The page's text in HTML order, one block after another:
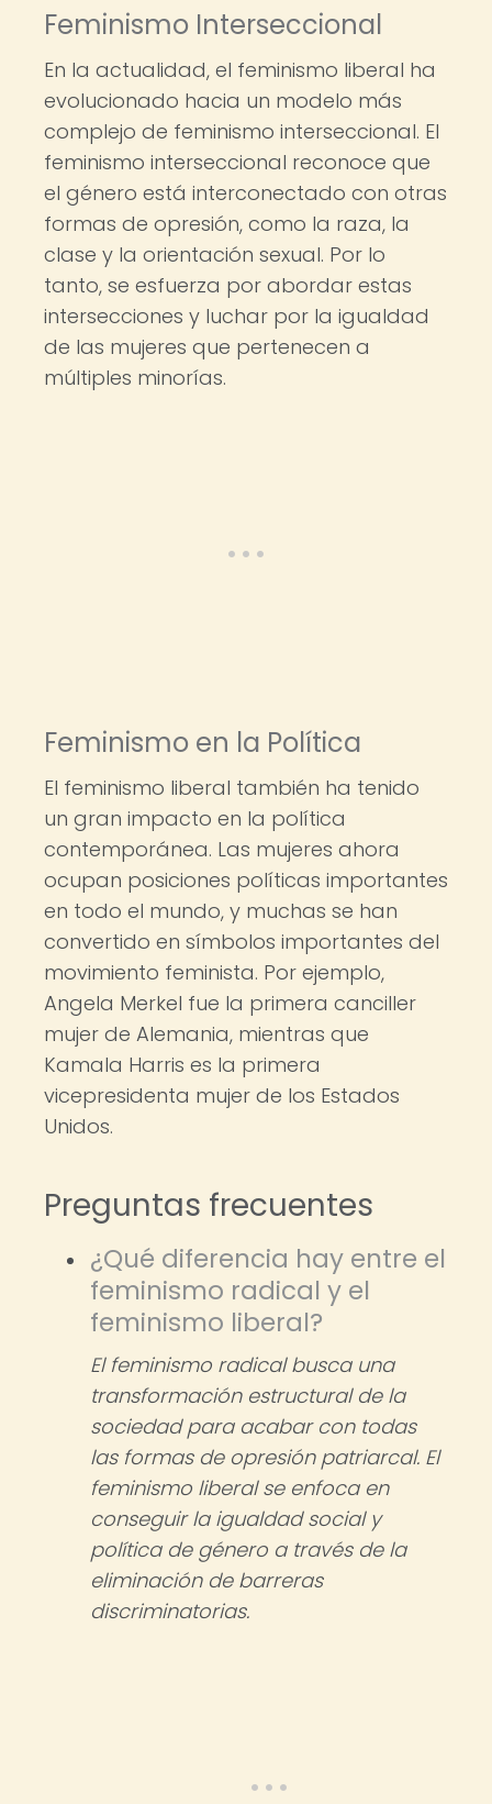
Feminismo Interseccional
En la actualidad, el feminismo liberal ha
evolucionado hacia un modelo más
complejo de feminismo interseccional. El
feminismo interseccional reconoce que
el género está interconectado con otras
formas de opresión, como la raza, la
clase y la orientación sexual. Por lo
tanto, se esfuerza por abordar estas
intersecciones y luchar por la igualdad
de las mujeres que pertenecen a
múltiples minorías.
Feminismo en la Política
El feminismo liberal también ha tenido
un gran impacto en la política
contemporánea. Las mujeres ahora
ocupan posiciones políticas importantes
en todo el mundo, y muchas se han
convertido en símbolos importantes del
movimiento feminista. Por ejemplo,
Angela Merkel fue la primera canciller
mujer de Alemania, mientras que
Kamala Harris es la primera
vicepresidenta mujer de los Estados
Unidos.
Preguntas frecuentes
¿Qué diferencia hay entre el
feminismo radical y el
feminismo liberal?
El feminismo radical busca una
transformación estructural de la
sociedad para acabar con todas
las formas de opresión patriarcal. El
feminismo liberal se enfoca en
conseguir la igualdad social y
política de género a través de la
eliminación de barreras
discriminatorias.